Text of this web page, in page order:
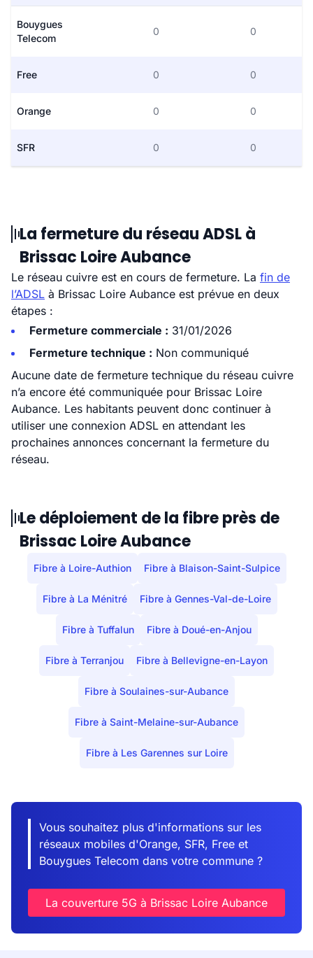
Bouygues
Telecom
0 0
Free 0 0
Orange 0 0
SFR 0 0
La fermeture du réseau ADSL à
Brissac Loire Aubance
Le réseau cuivre est en cours de fermeture. La fin de
l’ADSL à Brissac Loire Aubance est prévue en deux
étapes :
Fermeture commerciale : 31/01/2026
Fermeture technique : Non communiqué
Aucune date de fermeture technique du réseau cuivre
n’a encore été communiquée pour Brissac Loire
Aubance. Les habitants peuvent donc continuer à
utiliser une connexion ADSL en attendant les
prochaines annonces concernant la fermeture du
réseau.
Le déploiement de la fibre près de
Brissac Loire Aubance
Fibre à Loire-Authion Fibre à Blaison-Saint-Sulpice
Fibre à La Ménitré Fibre à Gennes-Val-de-Loire
Fibre à Tuffalun Fibre à Doué-en-Anjou
Fibre à Terranjou Fibre à Bellevigne-en-Layon
Fibre à Soulaines-sur-Aubance
Fibre à Saint-Melaine-sur-Aubance
Fibre à Les Garennes sur Loire
Vous souhaitez plus d'informations sur les
réseaux mobiles d'Orange, SFR, Free et
Bouygues Telecom dans votre commune ?
La couverture 5G à Brissac Loire Aubance